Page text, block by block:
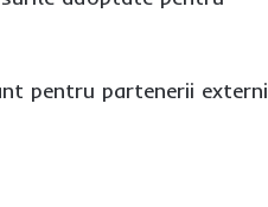
pentru partenerii externi